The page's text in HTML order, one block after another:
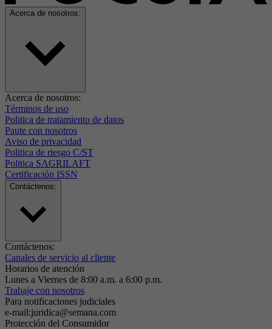
Acerca de nosotros:
Acerca de nosotros:
Términos de uso
Politica de tratamiento de datos
Paute con nosotros
Aviso de privacidad
Politica de riesgo C/ST
Politica SAGRILAFT
Certificación ISSN
Contáctenos:
Contáctenos:
Canales de servicio al cliente
Horarios de atención
Lunes a Viernes de 8:00 a.m. a 6:00 p.m.
Trabaje con nosotros
Para notificaciones judiciales
e-mail:juridica@semana.com
Protección del Consumidor